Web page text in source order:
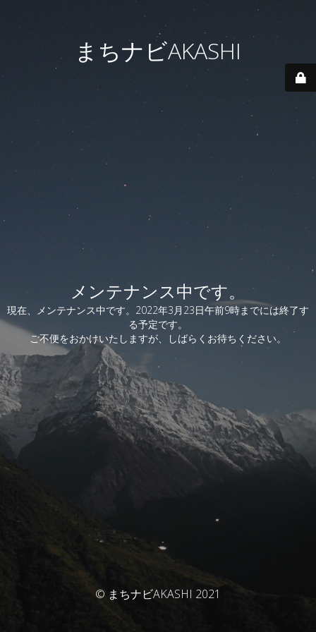
まちナビAKASHI
メンテナンス中です。
現在、メンテナンス中です。2022年3月23日午前9時までには終了す
る予定です。
ご不便をおかけいたしますが、しばらくお待ちください。
© まちナビAKASHI 2021